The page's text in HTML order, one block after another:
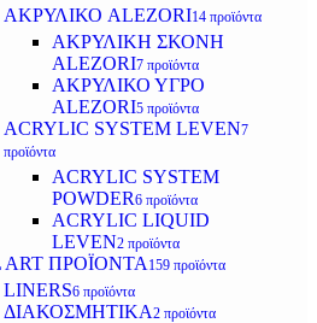
ΑΚΡΥΛΙΚΟ ALEZORI14 προϊόντα
ΑΚΡΥΛΙΚΗ ΣΚΟΝΗ
ALEZORI7 προϊόντα
ΑΚΡΥΛΙΚΟ ΥΓΡΟ
ALEZORI5 προϊόντα
ACRYLIC SYSTEM LEVEN7
προϊόντα
ACRYLIC SYSTEM
POWDER6 προϊόντα
ACRYLIC LIQUID
LEVEN2 προϊόντα
ART ΠΡΟΪΟΝΤΑ 159 προϊόντα
LINERS6 προϊόντα
ΔΙΑΚΟΣΜΗΤΙΚΑ2 προϊόντα